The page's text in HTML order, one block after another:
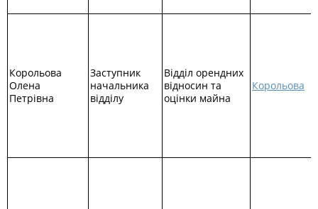
Корольова
Олена
Петрівна
Заступник
начальника
відділу
Відділ орендних
відносин та
оцінки майна
Корольова